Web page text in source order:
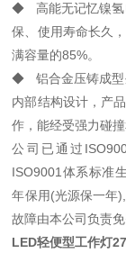
◆ 高能无记忆镍氢
保、使用寿命长久
满容量的85%。
◆ 铝合金压铸成型
内部结构设计，产
作，能经受强力碰撞
公司已通过
ISO9001体系标准
年保用(光源保一年
故障由本公司负责免
LED轻便型工作灯